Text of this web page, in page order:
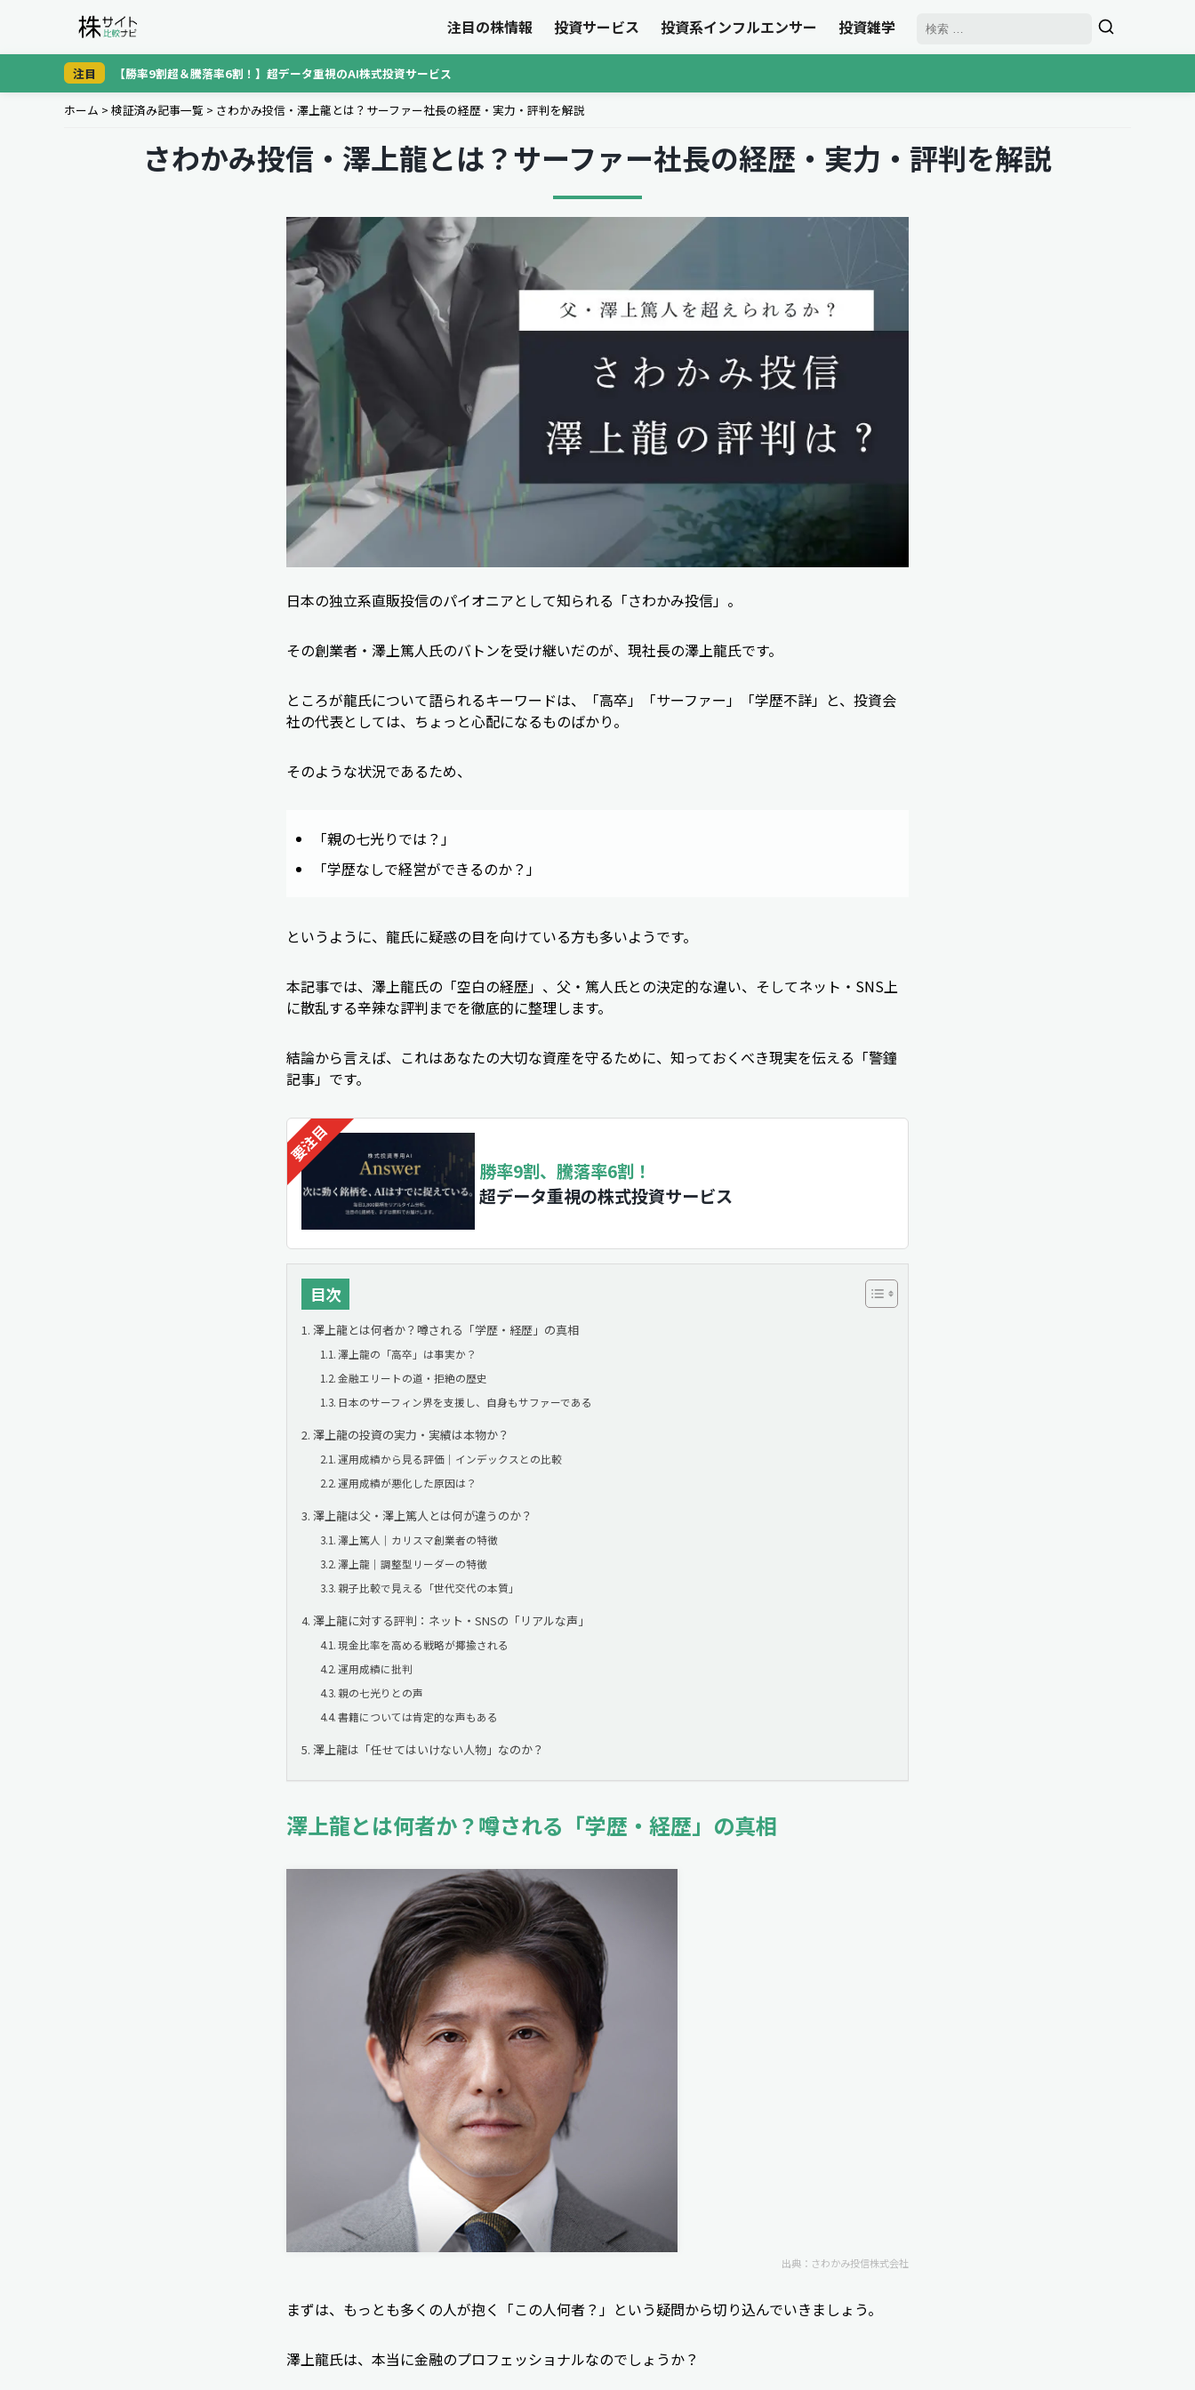
注目の株情報 投資サービス 投資系インフルエンサー 投資雑学
注目 【勝率9割超＆騰落率6割！】超データ重視のAI株式投資サービス
ホーム > 検証済み記事一覧 > さわかみ投信・澤上龍とは？サーファー社長の経歴・実力・評判を解説
さわかみ投信・澤上龍とは？サーファー社長の経歴・実力・評判を解説
日本の独立系直販投信のパイオニアとして知られる「さわかみ投信」。
その創業者・澤上篤人氏のバトンを受け継いだのが、現社長の澤上龍氏です。
ところが龍氏について語られるキーワードは、「高卒」「サーファー」「学歴不詳」と、投資会
社の代表としては、ちょっと心配になるものばかり。
そのような状況であるため、
「親の七光りでは？」
「学歴なしで経営ができるのか？」
というように、龍氏に疑惑の目を向けている方も多いようです。
本記事では、澤上龍氏の「空白の経歴」、父・篤人氏との決定的な違い、そしてネット・SNS上
に散乱する辛辣な評判までを徹底的に整理します。
結論から言えば、これはあなたの大切な資産を守るために、知っておくべき現実を伝える「警鐘
記事」です。
勝率9割、騰落率6割！
超データ重視の株式投資サービス
目次
澤上龍とは何者か？噂される「学歴・経歴」の真相
澤上龍の「高卒」は事実か？
金融エリートの道・拒絶の歴史
日本のサーフィン界を支援し、自身もサファーである
澤上龍の投資の実力・実績は本物か？
運用成績から見る評価｜インデックスとの比較
運用成績が悪化した原因は？
澤上龍は父・澤上篤人とは何が違うのか？
澤上篤人｜カリスマ創業者の特徴
澤上龍｜調整型リーダーの特徴
親子比較で見える「世代交代の本質」
澤上龍に対する評判：ネット・SNSの「リアルな声」
現金比率を高める戦略が揶揄される
運用成績に批判
親の七光りとの声
書籍については肯定的な声もある
澤上龍は「任せてはいけない人物」なのか？
澤上龍とは何者か？噂される「学歴・経歴」の真相
出典： さわかみ投信株式会社
まずは、もっとも多くの人が抱く「この人何者？」という疑問から切り込んでいきましょう。
澤上龍氏は、本当に金融のプロフェッショナルなのでしょうか？